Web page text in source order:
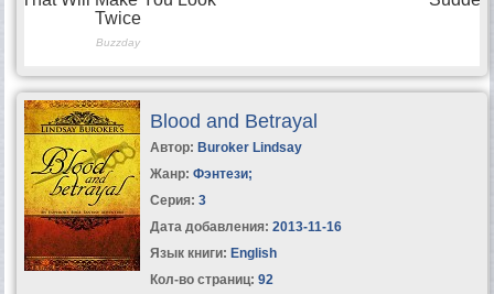
Blood and Betrayal
Автор: Buroker Lindsay
Жанр: Фэнтези;
Серия: 3
Дата добавления: 2013-11-16
Язык книги: English
Кол-во страниц: 92